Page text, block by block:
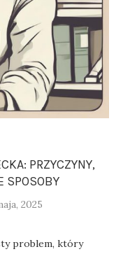
PRZYCZYNY,
SPOSOBY
2025
problem, który